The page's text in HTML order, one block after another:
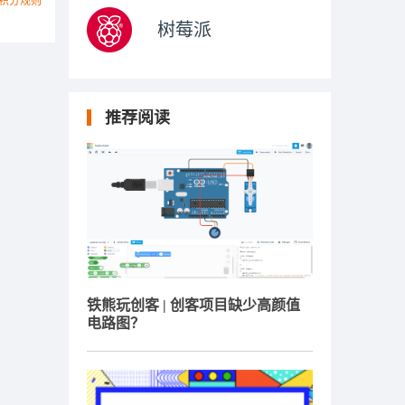
树莓派
推荐阅读
铁熊玩创客 | 创客项目缺少高颜值
电路图？